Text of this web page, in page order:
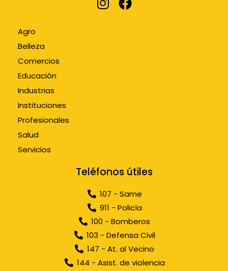
Agro
Belleza
Comercios
Educación
Industrias
Instituciones
Profesionales
Salud
Servicios
Teléfonos útiles
107 - Same
911 - Policía
100 - Bomberos
103 - Defensa Civil
147 - At. al Vecino
144 - Asist. de violencia